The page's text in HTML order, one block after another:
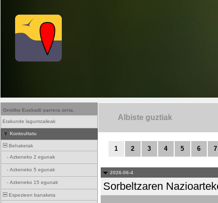
Ornitho Euskadi sarrera orria.
Erakunde laguntzaileak
Kontsultatu
Behaketak
- Azkeneko 2 egunak
- Azkeneko 5 egunak
- Azkeneko 15 egunak
Espezieen banaketa
Albiste guztiak
1 2 3 4 5 6 7
2026-06-4
Sorbeltzaren